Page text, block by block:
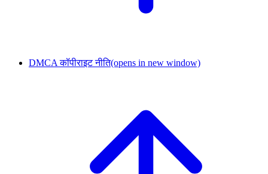
DMCA कॉपीराइट नीति(opens in new window)